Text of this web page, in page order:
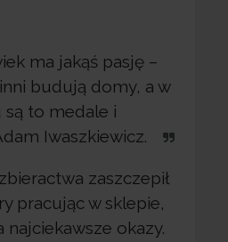
ma jakąś pasję –
budują domy, a w
to medale i
Iwaszkiewicz.
zaszczepił
pracując w sklepie,
najciekawsze okazy.